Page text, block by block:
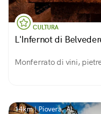
CULTURA
L'Infernot di
Monferrato di vini,
14km | Piovera, AL